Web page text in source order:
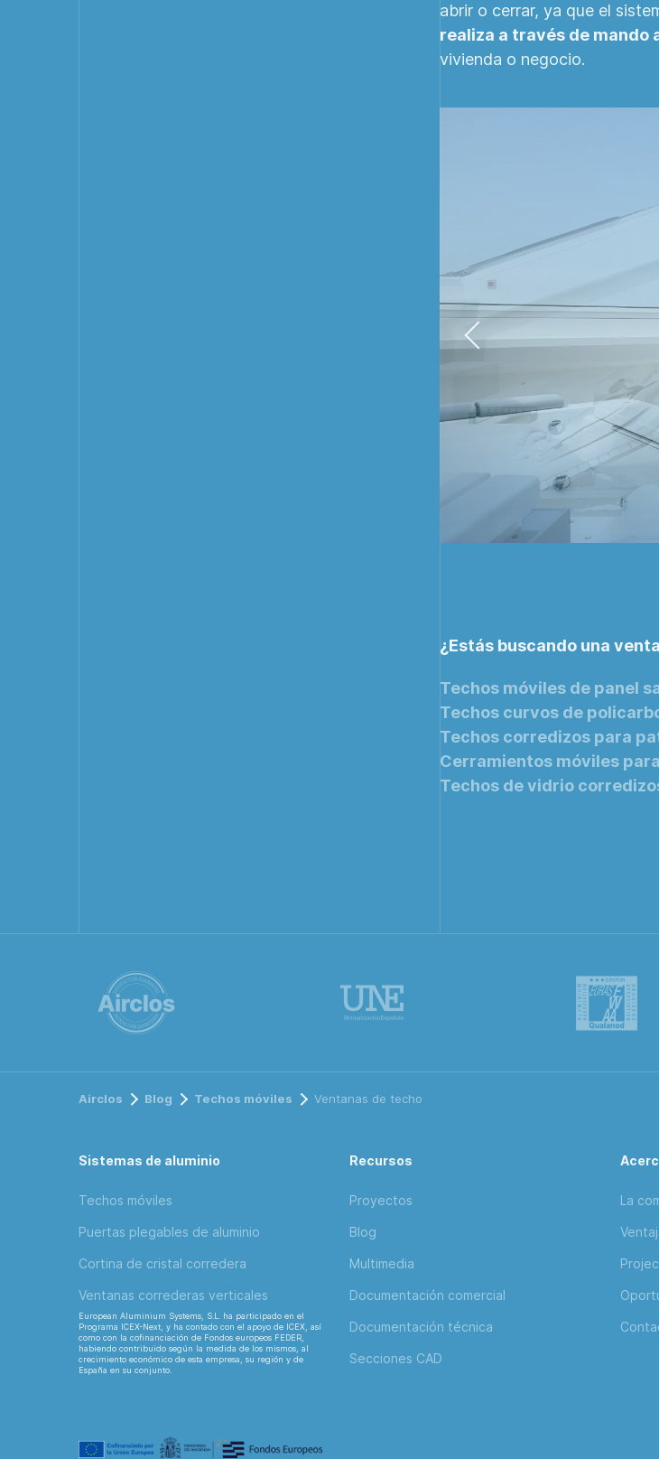
abrir o cerrar, ya que el
realiza a través de mando
vivienda o negocio.
¿Estás buscando una
Techos móviles de panel
Techos curvos de
Techos corredizos para
Cerramientos móviles
Techos de vidrio
Airclos Blog Techos móviles Ventanas de techo
Sistemas de aluminio
Techos móviles
Puertas plegables de aluminio
Cortina de cristal corredera
Ventanas correderas verticales
European Aluminium Systems, S.L. ha participado en el
Programa ICEX-Next, y ha contado con el apoyo de ICEX, así
como con la cofinanciación de Fondos europeos FEDER,
habiendo contribuido según la medida de los mismos, al
crecimiento económico de esta empresa, su región y de
España en su conjunto.
Recursos
Proyectos
Blog
Multimedia
Documentación comercial
Documentación técnica
Secciones CAD
La